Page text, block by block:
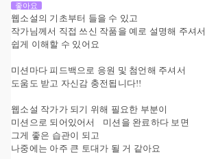
좋아요
웹소설의 기초부터 들을 수 있고
작가님께서 직접 쓰신 작품을 예로 설명해 주셔서
쉽게 이해할 수 있어요
미션마다 피드백으로 응원 및 첨언해 주셔서
도움도 받고 자신감 충전됩니다!!
웹소설 작가가 되기 위해 필요한 부분이
미션으로 되어있어서 미션을 완료하다 보면
그게 좋은 습관이 되고
나중에는 아주 큰 토대가 될 거 같아요